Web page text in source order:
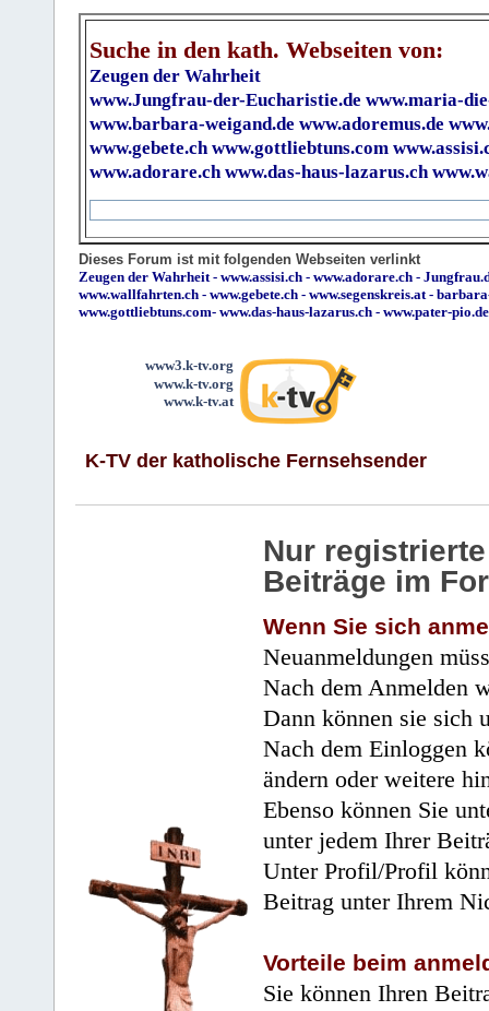
Suche in den kath. Webseiten von:
Zeugen der Wahrheit
www.Jungfrau-der-Eucharistie.de www.maria-
www.barbara-weigand.de www.adoremus.de
www.gebete.ch www.gottliebtuns.com
www.adorare.ch www.das-haus-lazarus.ch
Dieses Forum ist mit folgenden Webseiten verlinkt
Zeugen der Wahrheit- www.assisi.ch - www.adorare.ch -
www.wallfahrten.ch - www.gebete.ch - www.segenskreis.at-
www.gottliebtuns.com- www.das-haus-lazarus.ch - www.pater-pio.de
www3.k-tv.org
www.k-tv.org
www.k-tv.at
K-TV der katholische Fernsehsender
Nur
Beiträge im
Wenn Sie sich
Neuanmeldungen
Nach dem Anmelden
Dann können sie sich
Nach dem Einloggen
ändern oder weitere
Ebenso können Sie
unter jedem Ihrer
Unter Profil/Profil
Beitrag unter Ihrem
Vorteile beim
Sie können Ihren